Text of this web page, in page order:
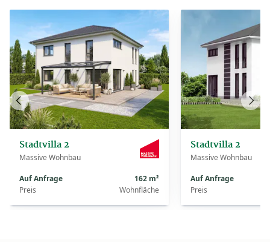
Stadtvilla 2
Massive Wohnbau
Auf Anfrage
Preis
162 m²
Wohnfläche
Stadtvilla 2
Massive Wohnbau
Auf Anfrage
Preis
Vorheriges
Haus
Haus